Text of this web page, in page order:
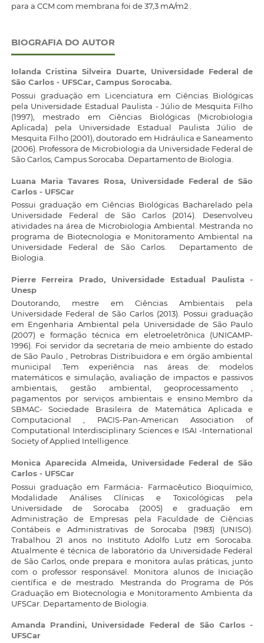
para a CCM com membrana foi de 37,3 mA/m2 .
BIOGRAFIA DO AUTOR
Iolanda Cristina Silveira Duarte, Universidade Federal de
São Carlos - UFSCar, Campus Sorocaba.
Possui graduação em Licenciatura em Ciências Biológicas
pela Universidade Estadual Paulista - Júlio de Mesquita Filho
(1997), mestrado em Ciências Biológicas (Microbiologia
Aplicada) pela Universidade Estadual Paulista Júlio de
Mesquita Filho (2001), doutorado em Hidráulica e Saneamento
(2006). Professora de Microbiologia da Universidade Federal de
São Carlos, Campus Sorocaba. Departamento de Biologia.
Luana Maria Tavares Rosa, Universidade Federal de São
Carlos - UFSCar
Possui graduação em Ciências Biológicas Bacharelado pela
Universidade Federal de São Carlos (2014). Desenvolveu
atividades na área de Microbiologia Ambiental. Mestranda no
programa de Biotecnologia e Monitoramento Ambiental na
Universidade Federal de São Carlos. Departamento de
Biologia.
Pierre Ferreira Prado, Universidade Estadual Paulista -
Unesp
Doutorando, mestre em Ciências Ambientais pela
Universidade Federal de São Carlos (2013). Possui graduação
em Engenharia Ambiental pela Universidade de São Paulo
(2007) e formação técnica em eletroeletrônica (UNICAMP-
1996). Foi servidor da secretaria de meio ambiente do estado
de São Paulo , Petrobras Distribuidora e em órgão ambiental
municipal .Tem experiência nas áreas de: modelos
matemáticos e simulação, avaliação de impactos e passivos
ambientais, gestão ambiental, geoprocessamento ,
pagamentos por serviços ambientais e ensino.Membro da
SBMAC- Sociedade Brasileira de Matemática Aplicada e
Computacional , PACIS-Pan-American Association of
Computational Interdisciplinary Sciences e ISAI -International
Society of Applied Intelligence.
Monica Aparecida Almeida, Universidade Federal de São
Carlos - UFSCar
Possui graduação em Farmácia- Farmacêutico Bioquímico,
Modalidade Análises Clínicas e Toxicológicas pela
Universidade de Sorocaba (2005) e graduação em
Administração de Empresas pela Faculdade de Ciências
Contábeis e Administrativas de Sorocaba (1983) (UNISO).
Trabalhou 21 anos no Instituto Adolfo Lutz em Sorocaba.
Atualmente é técnica de laboratório da Universidade Federal
de São Carlos, onde prepara e monitora aulas práticas, junto
com o professor responsável. Monitora alunos de Iniciação
científica e de mestrado. Mestranda do Programa de Pós
Graduação em Biotecnologia e Monitoramento Ambienta da
UFSCar. Departamento de Biologia.
Amanda Prandini, Universidade Federal de São Carlos -
UFSCar